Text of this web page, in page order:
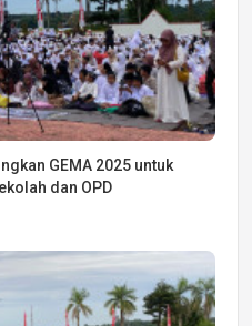
GEMA 2025 untuk
dan OPD